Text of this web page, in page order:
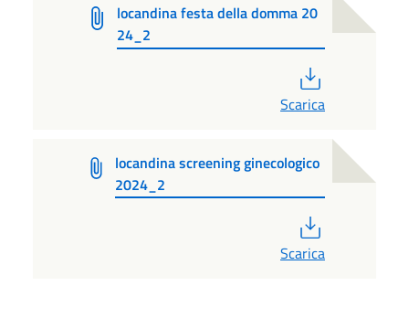
locandina festa della domma 20
24_2
Scarica
locandina screening ginecologico
2024_2
Scarica